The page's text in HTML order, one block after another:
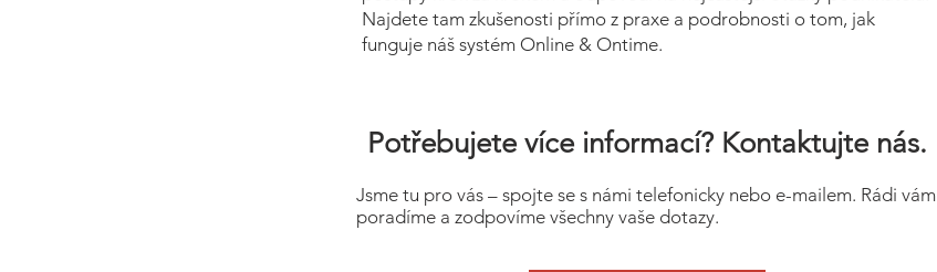
Najdete tam zkušenosti přímo z praxe a podrobnosti o tom, jak
funguje náš systém Online & Ontime.
Potřebujete více informací? Kontaktujte nás.
Jsme tu pro vás – spojte se s námi telefonicky nebo e-mailem. Rádi vám
poradíme a zodpovíme všechny vaše dotazy.